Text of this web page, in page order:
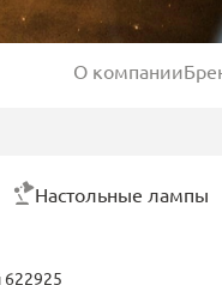
О компании
Настольные лампы
622925